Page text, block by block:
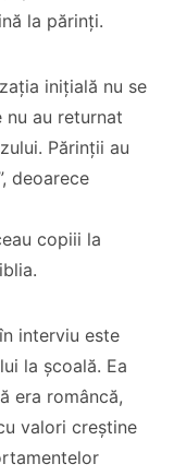
la părinți.
inițială nu se
nu au returnat
Părinții au
deoarece
copiii la
interviu este
la școală. Ea
era româncă,
valori creștine